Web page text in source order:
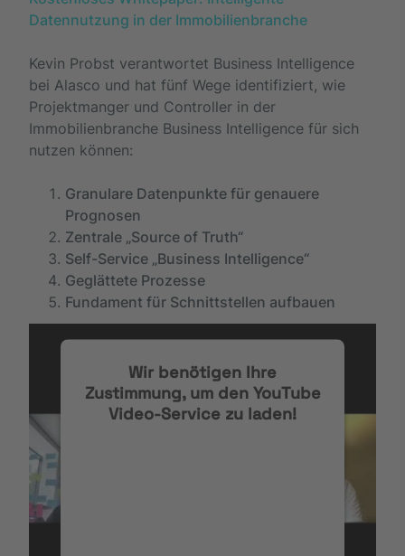
Datennutzung in der Immobilienbranche
Kevin Probst verantwortet Business Intelligence
bei Alasco und hat fünf Wege identifiziert, wie
Projektmanger und Controller in der
Immobilienbranche Business Intelligence für sich
nutzen können:
Granulare Datenpunkte für genauere
Prognosen
Zentrale „Source of Truth“
Self-Service „Business Intelligence“
Geglättete Prozesse
Fundament für Schnittstellen aufbauen
Wir benötigen Ihre
Zustimmung, um den YouTube
Video-Service zu laden!